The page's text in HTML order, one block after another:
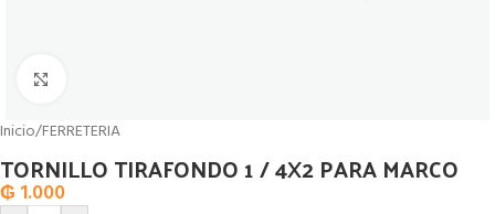
Inicio/FERRETERIA
TORNILLO TIRAFONDO 1 / 4X2 PARA MARCO
₲ 1.000